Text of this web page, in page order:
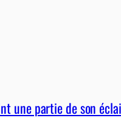
une partie de son